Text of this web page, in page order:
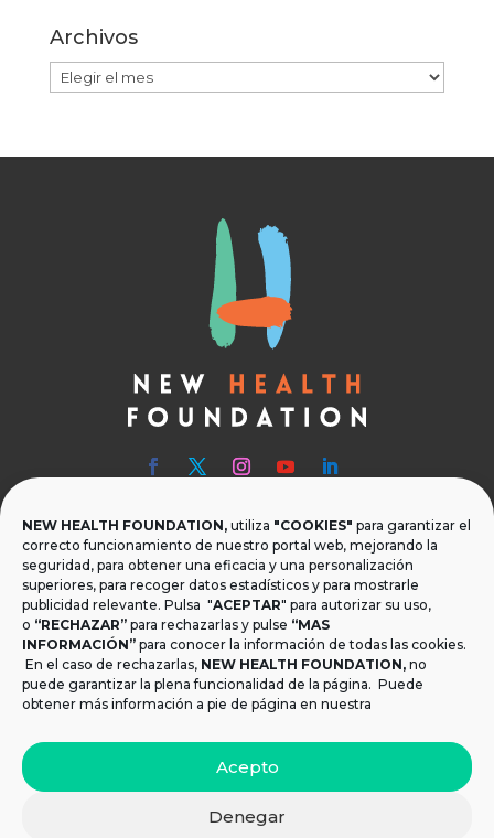
NEW HEALTH FOUNDATION, utiliza "COOKIES" para garantizar el
correcto funcionamiento de nuestro portal web, mejorando la
seguridad, para obtener una eficacia y una personalización
superiores, para recoger datos estadísticos y para mostrarle
publicidad relevante. Pulsa "ACEPTAR" para autorizar su uso,
o “RECHAZAR” para rechazarlas y pulse “MAS
INFORMACIÓN” para conocer la información de todas las cookies.
En el caso de rechazarlas, NEW HEALTH FOUNDATION, no
puede garantizar la plena funcionalidad de la página. Puede
obtener más información a pie de página en nuestra
Acepto
Denegar
Archivos
Archivos
 Teléfono
T.+34 954 219 597
 Dónde estamos
Calle Monsalves 35 Local 2. 41001, Sevilla.
España
 Email
info@newhealthfoundation.org